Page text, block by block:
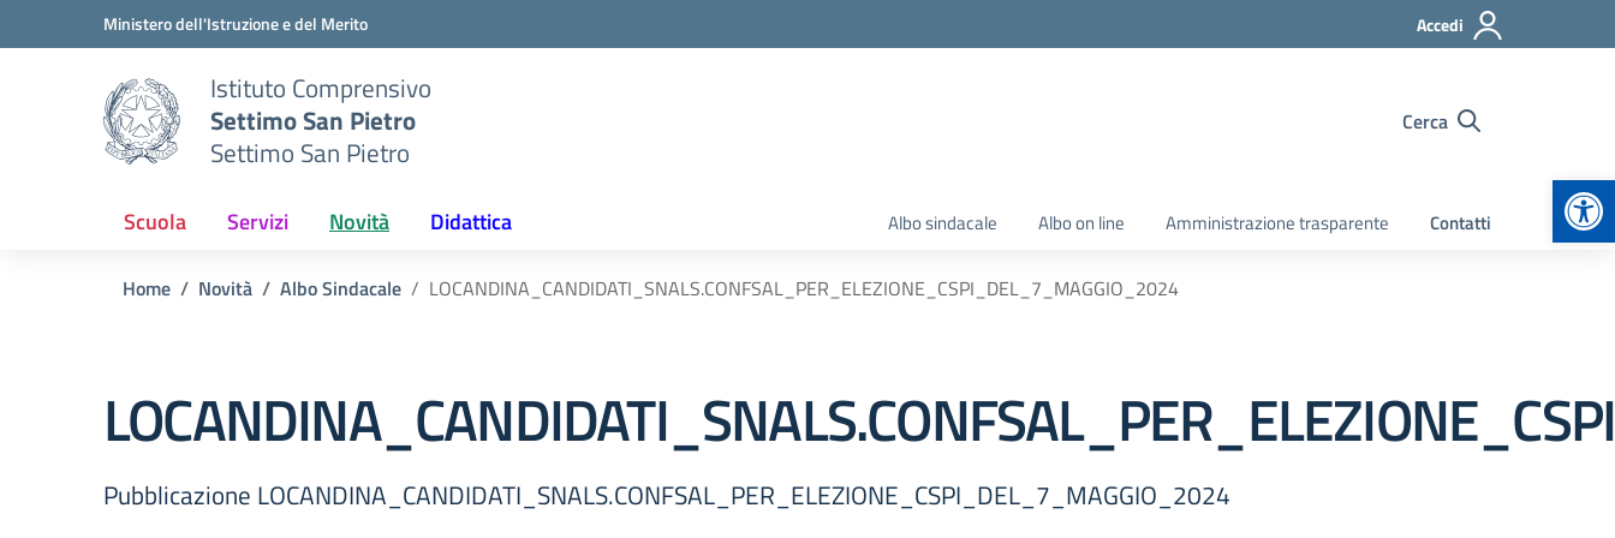
Vai ai contenuti
Vai al menu di navigazioneMinistero dell'Istruzione e del Merito Accedi
Istituto Comprensivo
Settimo San Pietro
Settimo San Pietro
Cerca
Scuola Servizi Novità Didattica Albo sindacale Albo on line Amministrazione trasparente Contatti
Home Novità Albo Sindacale LOCANDINA_CANDIDATI_SNALS.CONFSAL_PER_ELEZIONE_CSPI_DEL_7_MAGGIO_2024
Pubblicazione LOCANDINA_CANDIDATI_SNALS.CONFSAL_PER_ELEZIONE_CSPI_DEL_7_MAGGIO_2024